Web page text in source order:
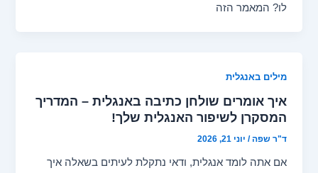
לו? המאמר הזה
מילים באנגלית
איך אומרים שולחן כתיבה באנגלית – המדריך
המסקרן לשיפור האנגלית שלך!
ד"ר שפה/ יוני 21, 2026
אם אתה לומד אנגלית, ודאי נתקלת לעיתים בשאלה איך